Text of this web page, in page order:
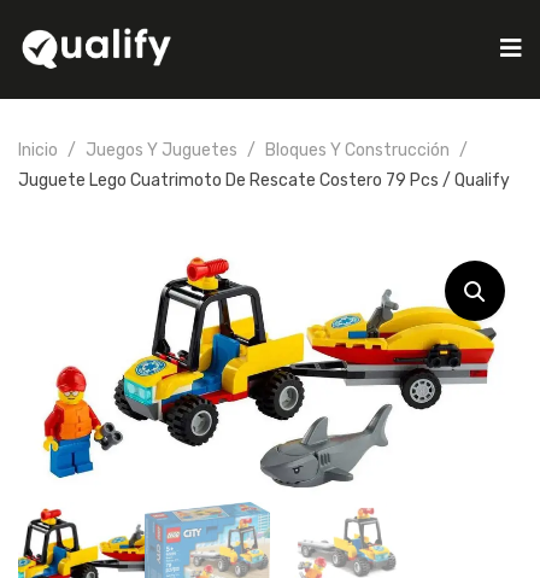
Inicio Juegos Y Juguetes
Bloques Y Construcción
Juguete Lego Cuatrimoto De Rescate Costero 79 Pcs / Qualify